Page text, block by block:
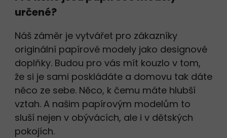
určené?
Náš záměr je vytvářet pro zákazníky
originální papírové modely jako designové
doplňky. Budou pro vás mít kouzlo v tom,
že si je sami poskládáte a domovu tak dáte
něco ze sebe. Něco, k čemu máte hlubší
vztah. A našim papírovým modelům to
sluší nejen v obývácích, ale i v dětských
pokojích.